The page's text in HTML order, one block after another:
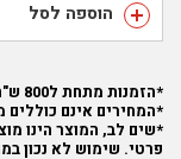
הוספה לסל
*הזמנות מתחת ל800 ש"ח יחוייבו בדמי משלוח
*המחירים אינם כוללים
*שים לב, המוצר הינו
פרטי. שימוש לא נכון